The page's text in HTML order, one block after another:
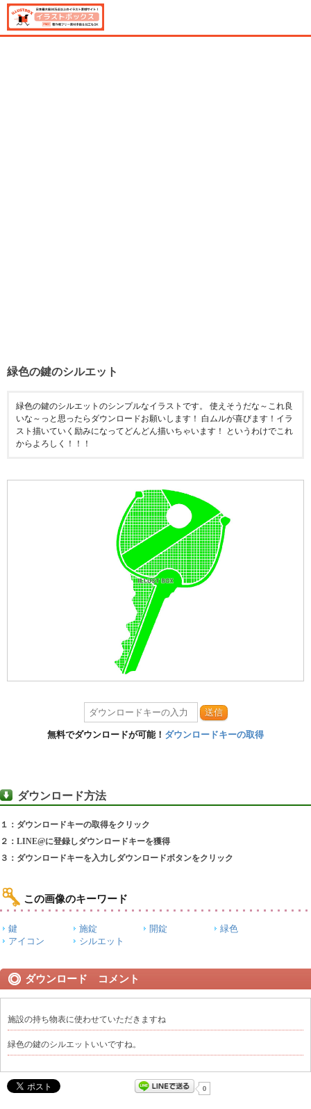
緑色の鍵のシルエット
緑色の鍵のシルエットのシンプルなイラストです。 使えそうだな～これ良
いな～っと思ったらダウンロードお願いします！ 白ムルが喜びます！イラ
スト描いていく励みになってどんどん描いちゃいます！ というわけでこれ
からよろしく！！！
送信
無料でダウンロードが可能！ ダウンロードキーの取得
ダウンロード方法
１：ダウンロードキーの取得をクリック
２：LINE@に登録しダウンロードキーを獲得
３：ダウンロードキーを入力しダウンロードボタンをクリック
この画像のキーワード
鍵 施錠 開錠
緑色
アイコン
シルエット
ダウンロード コメント
施設の持ち物表に使わせていただきますね
緑色の鍵のシルエットいいですね。
0